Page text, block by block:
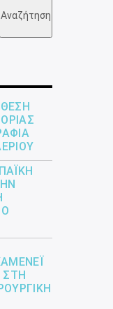
Αναζήτηση
ΣΤΗ